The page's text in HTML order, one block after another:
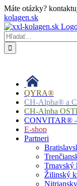
Skip
to
content
Máte otázky?
kolagen.sk
Facebook
Hľadať:
QYRA®
CH-Alpha® a
CH-Alpha
CONVITAR® –
E-shop
Partneri
Trnavský
Žilinský